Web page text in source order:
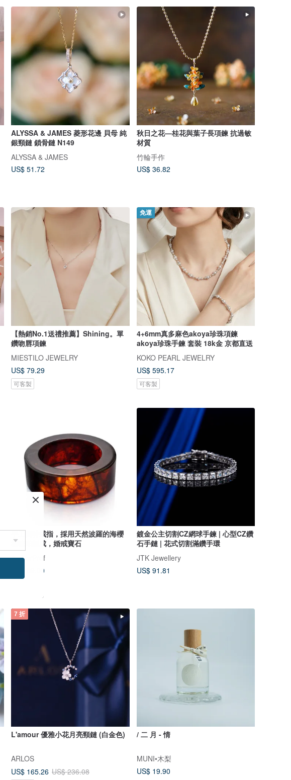
ALYSSA & JAMES 菱形花邊 貝母 純
銀頸鏈 鎖骨鏈 N149
ALYSSA & JAMES
US$ 51.72
秋日之花—桂花與葉子長項鍊 抗過敏
材質
竹輪手作
US$ 36.82
【熱銷No.1送禮推薦】Shining。單
鑽吻唇項鍊
MIESTILO JEWELRY
US$ 79.29
可客製
免運
4+6mm真多麻色akoya珍珠項鍊
akoya珍珠手鍊 套裝 18k金 京都直送
KOKO PEARL JEWELRY
US$ 595.17
可客製
手工獨特戒指，採用天然波羅的海櫻
桃琥珀製成，婚戒寶石
AmberProf
US$ 89.00
鍍金公主切割CZ網球手鍊 | 心型CZ鑽
石手鏈 | 花式切割滿鑽手環
JTK Jewellery
US$ 91.81
7 折
L'amour 優雅小花月亮頸鏈 (白金色)
ARLOS
US$ 165.26 US$ 236.08
/ 二 月 - 情
MUNI•木梨
US$ 19.90